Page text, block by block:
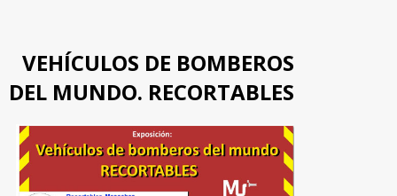
VEHÍCULOS DE BOMBEROS
DEL MUNDO. RECORTABLES